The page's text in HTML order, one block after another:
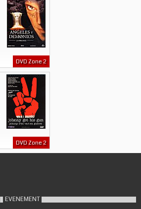
DVD Zone 2
DVD Zone 2
EVENEMENT